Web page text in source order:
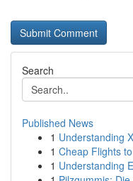
Search
Published News
1 Understanding
1 Cheap Flights
1 Understanding